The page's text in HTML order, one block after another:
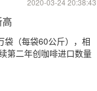
2020-03-24 20:38:43
高
袋（每袋60公斤），相
第二年创咖啡进口数量